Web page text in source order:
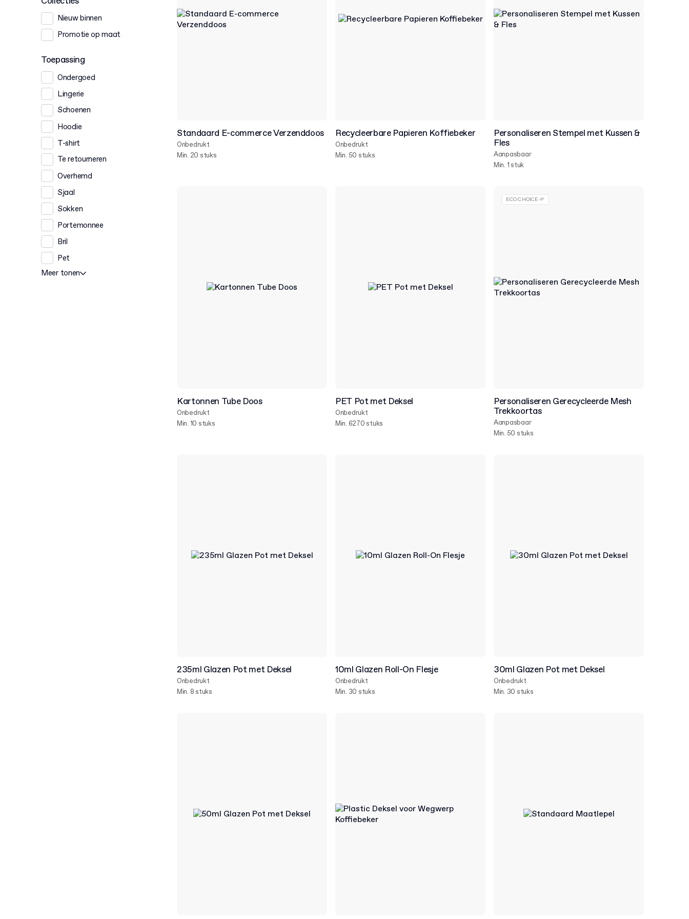
Nieuw binnen
Promotie op maat
Toepassing
Ondergoed
Lingerie
Schoenen
Hoodie
T-shirt
Te retourneren
Overhemd
Sjaal
Sokken
Portemonnee
Bril
Pet
Meer tonen
Standaard E-commerce Verzenddoos
Onbedrukt
Min. 20 stuks
Recycleerbare Papieren Koffiebeker
Onbedrukt
Min. 50 stuks
Personaliseren Stempel met Kussen &
Fles
Aanpasbaar
Min. 1 stuk
Kartonnen Tube Doos
Onbedrukt
Min. 10 stuks
PET Pot met Deksel
Onbedrukt
Min. 6270 stuks
Personaliseren Gerecycleerde Mesh
Trekkoortas
Aanpasbaar
Min. 50 stuks
ECO CHOICE 🌱
235ml Glazen Pot met Deksel
Onbedrukt
Min. 8 stuks
10ml Glazen Roll-On Flesje
Onbedrukt
Min. 30 stuks
30ml Glazen Pot met Deksel
Onbedrukt
Min. 30 stuks